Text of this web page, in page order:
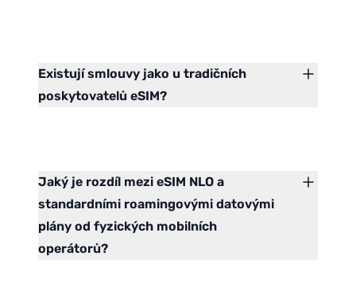
Existují smlouvy jako u tradičních
poskytovatelů eSIM?
Jaký je rozdíl mezi eSIM NLO a
standardními roamingovými datovými
plány od fyzických mobilních
operátorů?